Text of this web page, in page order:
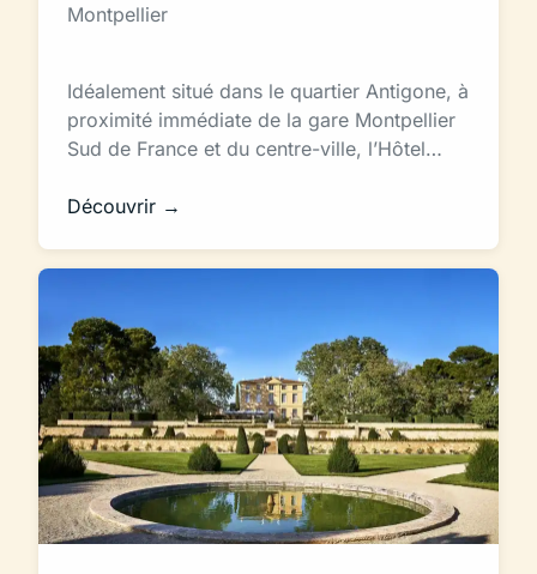
Montpellier
Idéalement situé dans le quartier Antigone, à
proximité immédiate de la gare Montpellier
Sud de France et du centre-ville, l’Hôtel…
Découvrir →